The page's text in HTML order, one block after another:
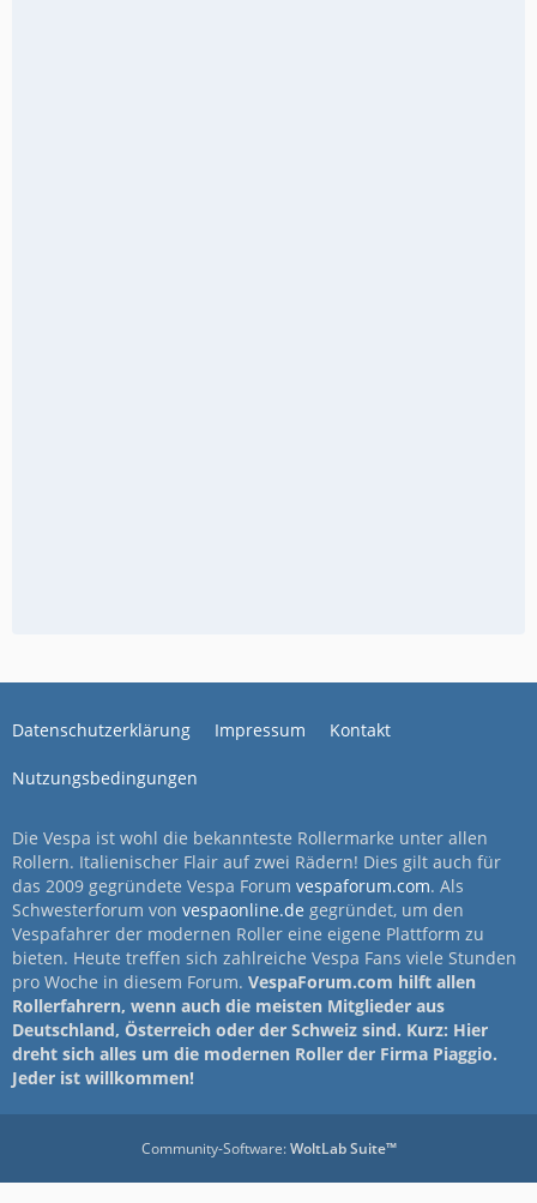
Datenschutzerklärung Impressum Kontakt
Nutzungsbedingungen
Die Vespa ist wohl die bekannteste Rollermarke unter allen
Rollern. Italienischer Flair auf zwei Rädern! Dies gilt auch für
das 2009 gegründete Vespa Forum vespaforum.com. Als
Schwesterforum von vespaonline.de gegründet, um den
Vespafahrer der modernen Roller eine eigene Plattform zu
bieten. Heute treffen sich zahlreiche Vespa Fans viele Stunden
pro Woche in diesem Forum. VespaForum.com hilft allen
Rollerfahrern, wenn auch die meisten Mitglieder aus
Deutschland, Österreich oder der Schweiz sind. Kurz: Hier
dreht sich alles um die modernen Roller der Firma Piaggio.
Jeder ist willkommen!
Community-Software:WoltLab Suite™